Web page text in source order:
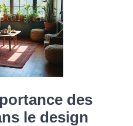
des
le design